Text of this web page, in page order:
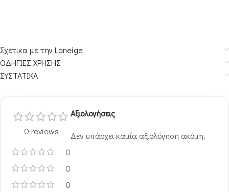
Σχετικα με την Laneige
ΟΔΗΓΙΕΣ ΧΡΗΣΗΣ
ΣΥΣΤΑΤΙΚΑ
0 reviews
0
0
0
Αξιολογήσεις
Δεν υπάρχει καμία αξιολόγηση ακόμη.